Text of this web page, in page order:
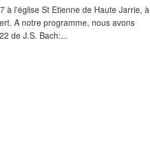
à l'église St Etienne de Haute Jarrie, à
A notre programme, nous avons
de J.S. Bach:...